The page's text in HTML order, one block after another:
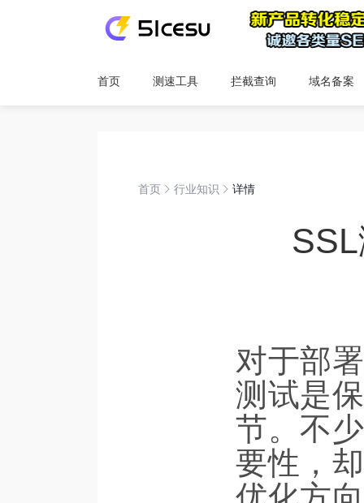
首页 测速工具 拦截查询 域名备案
首页 行业知识 详情
对于部
测试是
节。不
要性，